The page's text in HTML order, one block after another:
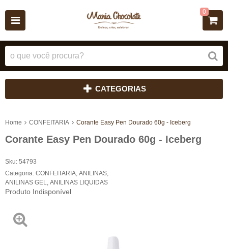
0
CATEGORIAS
Home CONFEITARIA Corante Easy Pen Dourado 60g - Iceberg
Corante Easy Pen Dourado 60g - Iceberg
Sku: 54793
Categoria: CONFEITARIA ANILINAS
ANILINAS GEL
ANILINAS LIQUIDAS
Produto Indisponível